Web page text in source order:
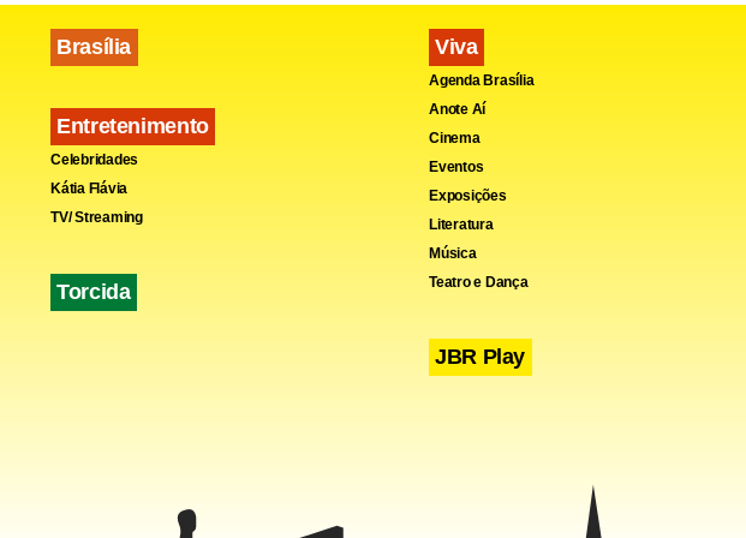
Brasília
Entretenimento
Celebridades
Kátia Flávia
TV/ Streaming
Torcida
Viva
Agenda Brasília
Anote Aí
Cinema
Eventos
Exposições
Literatura
Música
Teatro e Dança
JBR Play